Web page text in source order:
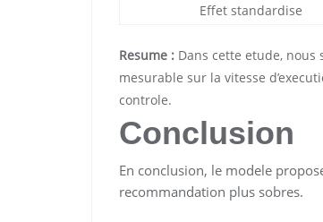
Effet standardise
Resume : Dans cette etude,
mesurable sur la vitesse
controle.
Conclusion
En conclusion, le modele
recommandation plus sobres.